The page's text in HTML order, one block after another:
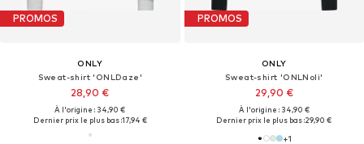
PROMOS
ONLY
Sweat-shirt 'ONLDaze'
28,90 €
À l'origine : 34,90 €
Dernier prix le plus bas :17,94 €
PROMOS
ONLY
Sweat-shirt 'ONLNoli'
29,90 €
À l'origine : 34,90 €
Dernier prix le plus bas :29,90 €
+1